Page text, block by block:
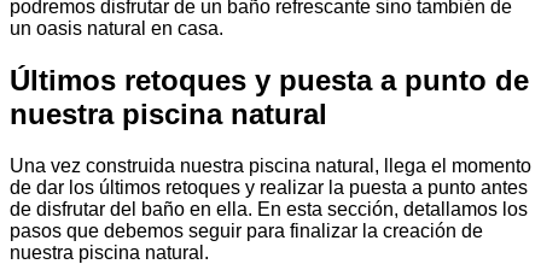
podremos disfrutar de un baño refrescante sino también de
un oasis natural en casa.
Últimos retoques y puesta a punto de
nuestra piscina natural
Una vez construida nuestra piscina natural, llega el momento
de dar los últimos retoques y realizar la puesta a punto antes
de disfrutar del baño en ella. En esta sección, detallamos los
pasos que debemos seguir para finalizar la creación de
nuestra piscina natural.